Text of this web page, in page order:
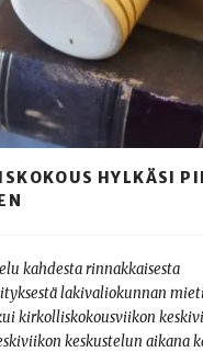
HYLKÄSI
kahdesta rinnakkaisesta
lakivaliokunnan
kirkolliskokousviikon
keskustelun aikana